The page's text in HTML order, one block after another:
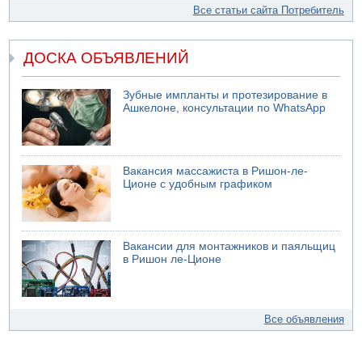
Все статьи сайта Потребитель
ДОСКА ОБЪЯВЛЕНИЙ
Зубные импланты и протезирование в
Ашкелоне, консультации по WhatsApp
Вакансия массажиста в Ришон-ле-
Ционе с удобным графиком
Вакансии для монтажников и паяльщиц
в Ришон ле-Ционе
Все объявления